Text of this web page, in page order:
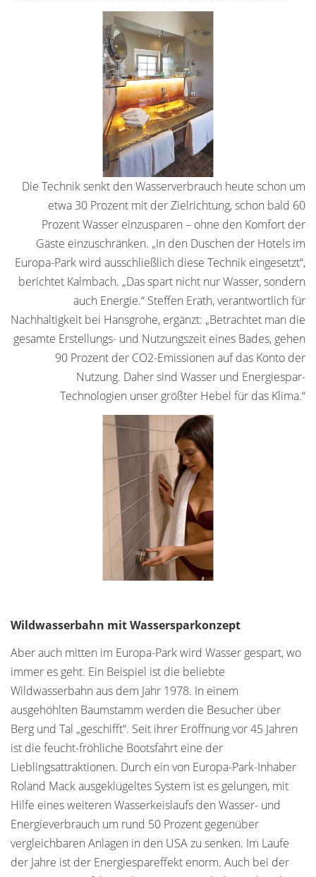
Die Technik senkt den Wasserverbrauch heute schon um
etwa 30 Prozent mit der Zielrichtung, schon bald 60
Prozent Wasser einzusparen – ohne den Komfort der
Gäste einzuschränken. „In den Duschen der Hotels im
Europa-Park wird ausschließlich diese Technik eingesetzt“,
berichtet Kalmbach. „Das spart nicht nur Wasser, sondern
auch Energie.“ Steffen Erath, verantwortlich für
Nachhaltigkeit bei Hansgrohe, ergänzt: „Betrachtet man die
gesamte Erstellungs- und Nutzungszeit eines Bades, gehen
90 Prozent der CO2-Emissionen auf das Konto der
Nutzung. Daher sind Wasser und Energiespar-
Technologien unser größter Hebel für das Klima.“
Wildwasserbahn mit Wassersparkonzept
Aber auch mitten im Europa-Park wird Wasser gespart, wo
immer es geht. Ein Beispiel ist die beliebte
Wildwasserbahn aus dem Jahr 1978. In einem
ausgehöhlten Baumstamm werden die Besucher über
Berg und Tal „geschifft“. Seit ihrer Eröffnung vor 45 Jahren
ist die feucht-fröhliche Bootsfahrt eine der
Lieblingsattraktionen. Durch ein von Europa-Park-Inhaber
Roland Mack ausgeklügeltes System ist es gelungen, mit
Hilfe eines weiteren Wasserkeislaufs den Wasser- und
Energieverbrauch um rund 50 Prozent gegenüber
vergleichbaren Anlagen in den USA zu senken. Im Laufe
der Jahre ist der Energiespareffekt enorm. Auch bei der